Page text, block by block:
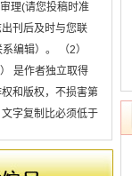
理(请您投稿时准
刊后及时与您联
编辑）。 （2）
是作者独立取得
和版权，不损害第
字复制比必须低于